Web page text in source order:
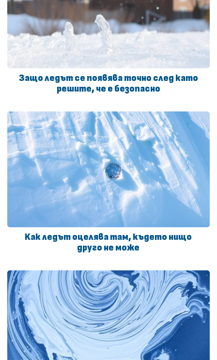
Защо ледът се появява точно след като
решите, че е безопасно
Как ледът оцелява там, където нищо
друго не може